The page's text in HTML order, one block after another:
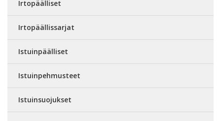
Irtopäälliset
Irtopäällissarjat
Istuinpäälliset
Istuinpehmusteet
Istuinsuojukset